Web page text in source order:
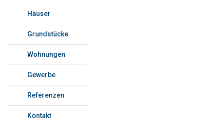
Häuser
Grundstücke
Wohnungen
Gewerbe
Referenzen
Kontakt